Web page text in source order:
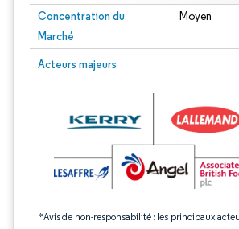
Concentration du
Marché
Moyen
Acteurs majeurs
*Avis de non-responsabilité : les principaux
Image © Mordor Intelligence. La réutilisation